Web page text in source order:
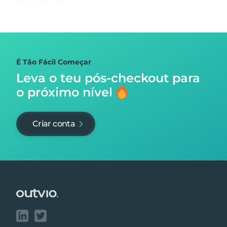
É Tão Fácil Começar
Leva o teu pós-checkout para
o próximo nível
Criar conta